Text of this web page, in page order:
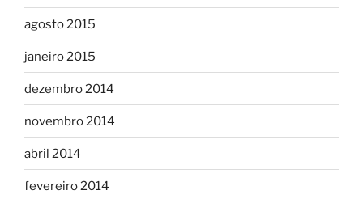
agosto 2015
janeiro 2015
dezembro 2014
novembro 2014
abril 2014
fevereiro 2014